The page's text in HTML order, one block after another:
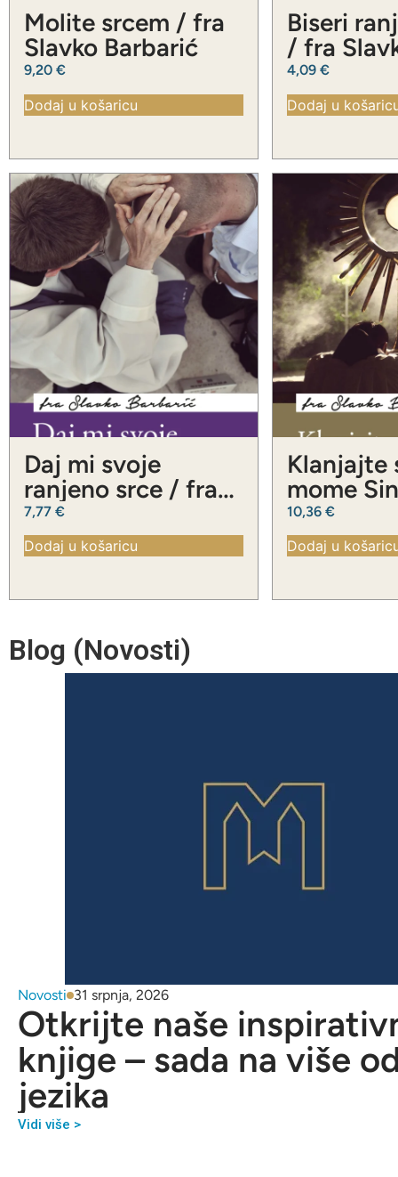
Molite srcem / fra
Slavko Barbarić
9,20 €
Dodaj u košaricu
Biseri
/ fra
Barbarić
4,09 €
Dodaj u
Daj mi svoje
ranjeno srce / fra
Slavko Barbarić
7,77 €
Dodaj u košaricu
Klanjajte
mome
Slavko
10,36 €
Dodaj u
Blog (Novosti)
Novosti 31 srpnja, 2026
Otkrijte naše
knjige – sada na više
jezika
Vidi više >